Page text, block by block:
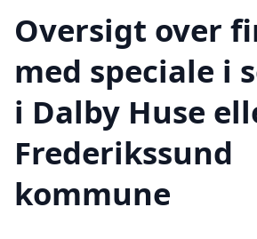
Oversigt over
med speciale i
i Dalby Huse
Frederikssund
kommune